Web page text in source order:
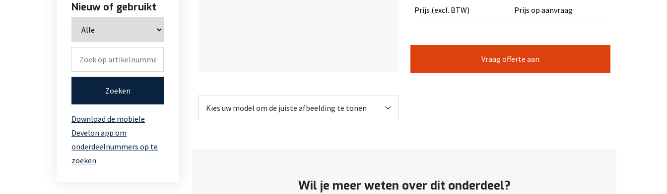
Nieuw of gebruikt
Zoeken
Download de mobiele
Develon app om
onderdeelnummers op te
zoeken
Prijs (excl. BTW) Prijs op aanvraag
Vraag offerte aan
Wil je meer weten over dit onderdeel?